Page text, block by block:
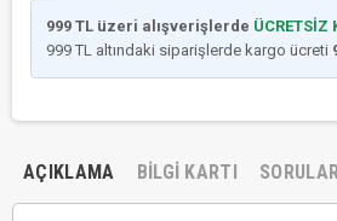
999 TL üzeri alışverişlerde ÜCRETSİZ
999 TL altındaki siparişlerde kargo ücreti
AÇIKLAMA BILGI KARTI